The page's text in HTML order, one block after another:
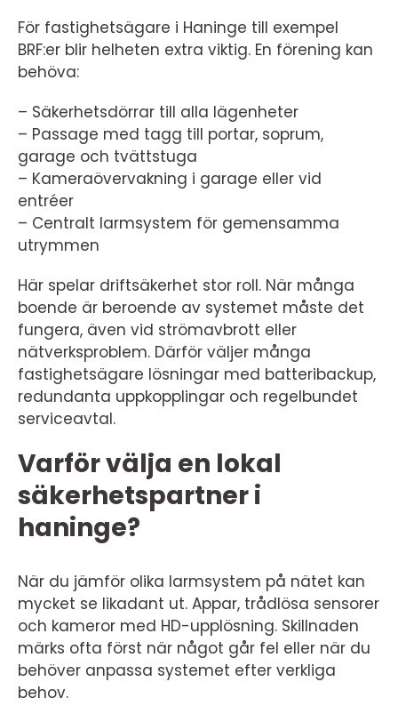
För fastighetsägare i Haninge till exempel
BRF:er blir helheten extra viktig. En förening kan
behöva:
– Säkerhetsdörrar till alla lägenheter
– Passage med tagg till portar, soprum,
garage och tvättstuga
– Kameraövervakning i garage eller vid
entréer
– Centralt larmsystem för gemensamma
utrymmen
Här spelar driftsäkerhet stor roll. När många
boende är beroende av systemet måste det
fungera, även vid strömavbrott eller
nätverksproblem. Därför väljer många
fastighetsägare lösningar med batteribackup,
redundanta uppkopplingar och regelbundet
serviceavtal.
Varför välja en lokal
säkerhetspartner i
haninge?
När du jämför olika larmsystem på nätet kan
mycket se likadant ut. Appar, trådlösa sensorer
och kameror med HD-upplösning. Skillnaden
märks ofta först när något går fel eller när du
behöver anpassa systemet efter verkliga
behov.